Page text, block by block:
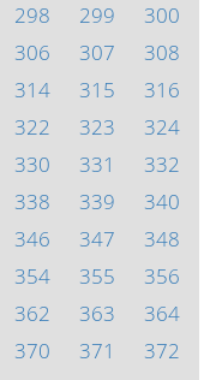
298 299
300
306 307
308
314 315
316
322 323
324
330 331
332
338 339
340
346 347
348
354 355
356
362 363
364
370 371
372